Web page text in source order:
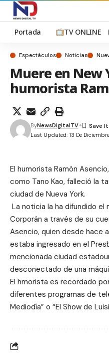
Portada TV ONLINE
Espectáculos Noticias
Muere en New
humorista
Last Updated: 13 De Diciembre
ByNewsDigitalTV
El humorista Ramón
como Tano Kao, falleció la
ciudad de Nueva York.
La noticia la ha difundido el
Corporán a través de su
Asencio, quien desde hace
estaba ingresado en el
mencionada ciudad
desconectado de una
El hmorista es recordado
diferentes programas de
Mediodía” o “El Show de